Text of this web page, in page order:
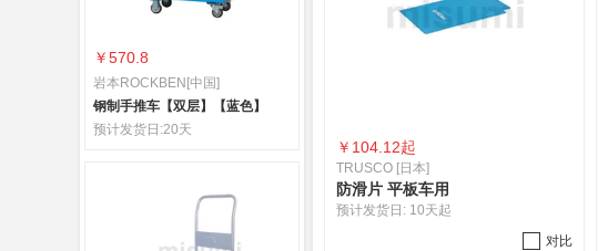
￥570.8
岩本ROCKBEN[中国]
钢制手推车【双层】【蓝色】
预计发货日:20天
￥ 104.12起
TRUSCO [日本]
防滑片 平板车用
预计发货日: 10天起
对比